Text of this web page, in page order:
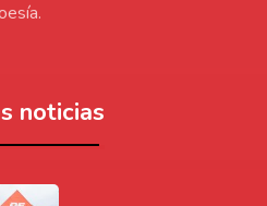
noticias